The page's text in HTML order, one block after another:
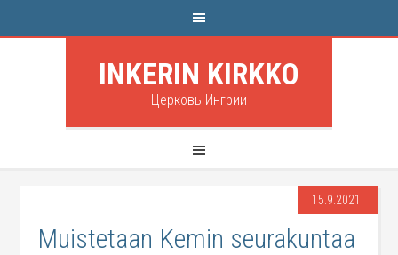
INKERIN KIRKKO
Церковь Ингрии
15.9.2021
Muistetaan Kemin seurakuntaa